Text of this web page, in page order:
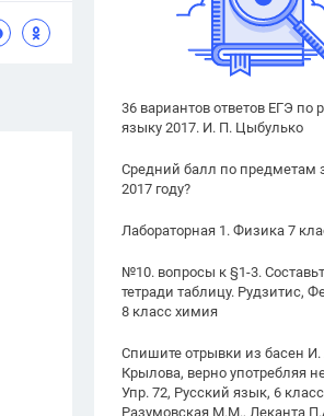
36 вариантов ответов ЕГЭ по
языку 2017. И. П. Цыбулько
Средний балл по предметам
2017 году?
Лабораторная 1. Физика 7
№10. вопросы к §1-3.
тетради таблицу. Рудзитис,
8 класс химия
Спишите отрывки из басен И.
Крылова, верно употребляя
Упр. 72, Русский язык, 6
Разумовская М.М., Леканта